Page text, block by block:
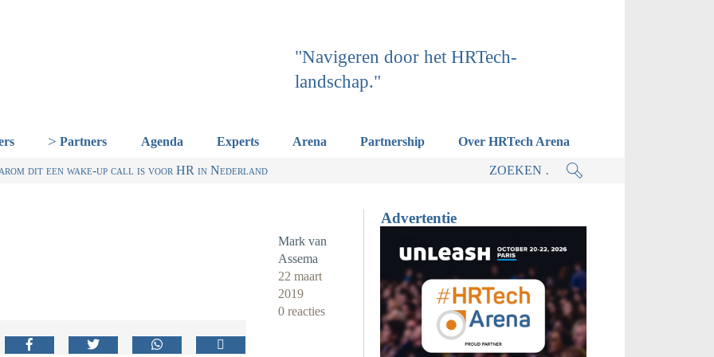
"Navigeren door het HRTech-
landschap."
Partners Agenda Experts Arena Partnership Over HRTech Arena
kabinet. Skills-gerichte arbeidsmarkt onderdeel actieplan.
HR nu al regelen
een gemeenschappelijke skillstaal nodig heeft
dit een wake-up call is voor HR in Nederland
Mark van
Assema
22 maart
2019
0 reacties
Advertentie